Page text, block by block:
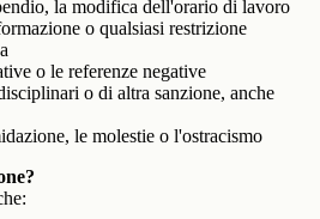
la modifica dell'orario di lavoro
o qualsiasi restrizione
o le referenze negative
o di altra sanzione, anche
le molestie o l'ostracismo